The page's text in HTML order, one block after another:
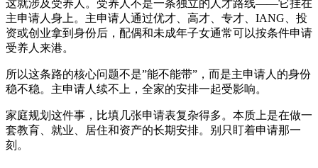
这就涉及受养人。受养人不是一条独立的人才路线——它挂在
主申请人身上。主申请人通过优才、高才、专才、IANG、投
资或创业拿到身份后，配偶和未成年子女通常可以按条件申请
受养人来港。
所以这条路的核心问题不是”能不能带”，而是主申请人的身份
稳不稳。主申请人续不上，全家的安排一起受影响。
家庭规划这件事，比填几张申请表复杂得多。本质上是在做一
套教育、就业、居住和资产的长期安排。别只盯着申请那一
刻。